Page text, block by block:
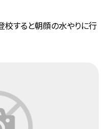
校すると朝顔の水やりに行